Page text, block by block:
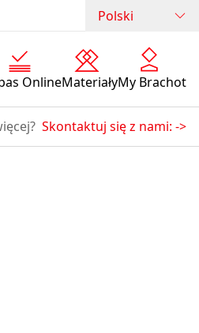
Polski
OnlineMateriałyMy Brachot
Skontaktuj się z nami: ->